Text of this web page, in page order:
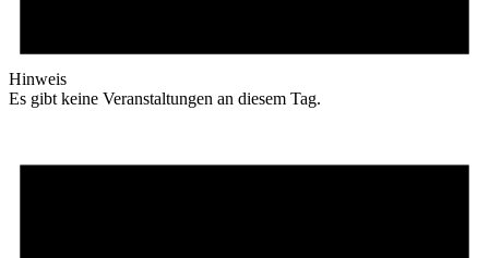
Hinweis
Es gibt keine Veranstaltungen an diesem Tag.